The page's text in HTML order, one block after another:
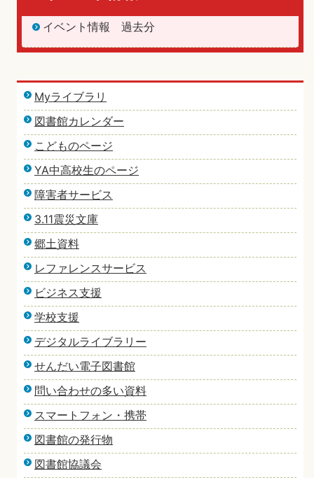
イベント情報 過去分
Myライブラリ
図書館カレンダー
こどものページ
YA中高校生のページ
障害者サービス
3.11震災文庫
郷土資料
レファレンスサービス
ビジネス支援
学校支援
デジタルライブラリー
せんだい電子図書館
問い合わせの多い資料
スマートフォン・携帯
図書館の発行物
図書館協議会